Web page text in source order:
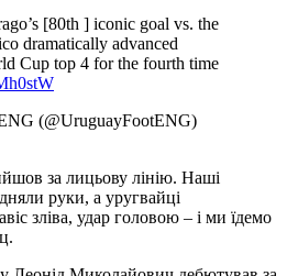
[80th ] iconic goal vs. the
dramatically advanced
Cup top 4 for the fourth time
(@UruguayFootENG)
за лицьову лінію. Наші
руки, а уругвайці
зліва, удар головою – і ми їдемо